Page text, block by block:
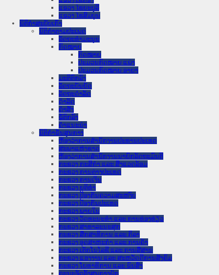
ແຂວງ ໄຊຍະບູລີ
ແຂວງ ໄຊສົມບູນ
ນິຕິກໍາສະບັບເກົ່າ
ນິຕິກຳຕາມປະເພດ
ລັດຖະທໍາມະນູນ
ກົດໝາຍ
ກົດໝາຍ
ປະມວນກົດໝາຍ ແພ່ງ
ປະມວນກົດໝາຍ ອາຍາ
ມະຕິຕົກລົງ
ລັດຖະບັນຍັດ
ລັດຖະດໍາລັດ
ດໍາລັດ
ຄໍາສັ່ງ
ຂໍ້ຕົກລົງ
ຄໍາແນະນໍາ
ນິຕິກໍາຂັ້ນສູນກາງ
ຫ້ອງວ່າການສໍານັກງານປະທານປະເທດ
ສະພາແຫ່ງຊາດ
ຫ້ອງວ່າການສຳນັກງານນາຍົກລັດຖະມົນຕີ
ກະຊວງ ກະສິກຳ ແລະ ສິ່ງແວດລ້ອມ
ກະຊວງ ການຕ່າງປະເທດ
ກະຊວງ ການເງິນ
ກະຊວງ ຍຸຕິທໍາ
ກະຊວງ ປ້ອງກັນຄວາມສະຫງົບ
ກະຊວງ ປ້ອງກັນປະເທດ
ກະຊວງ ພາຍໃນ
ກະຊວງ ວັດທະນະທຳ ແລະ ການທ່ອງທ່ຽວ
ກະຊວງ ສາທາລະນະສຸກ
ກະຊວງ ສຶກສາທິການ ແລະ ກິລາ
ກະຊວງ ອຸດສາຫະກຳ ແລະ ການຄ້າ
ກະຊວງ ເຕັກໂນໂລຊີ ແລະ ການສື່ສານ
ກະຊວງ ແຮງງານ ແລະ ສະຫວັດດີການສັງຄົມ
ກະຊວງ ໂຍທາທິການ ແລະ ຂົນສົ່ງ
ຄະນະຈັດຕັ້ງສູນກາງພັກ